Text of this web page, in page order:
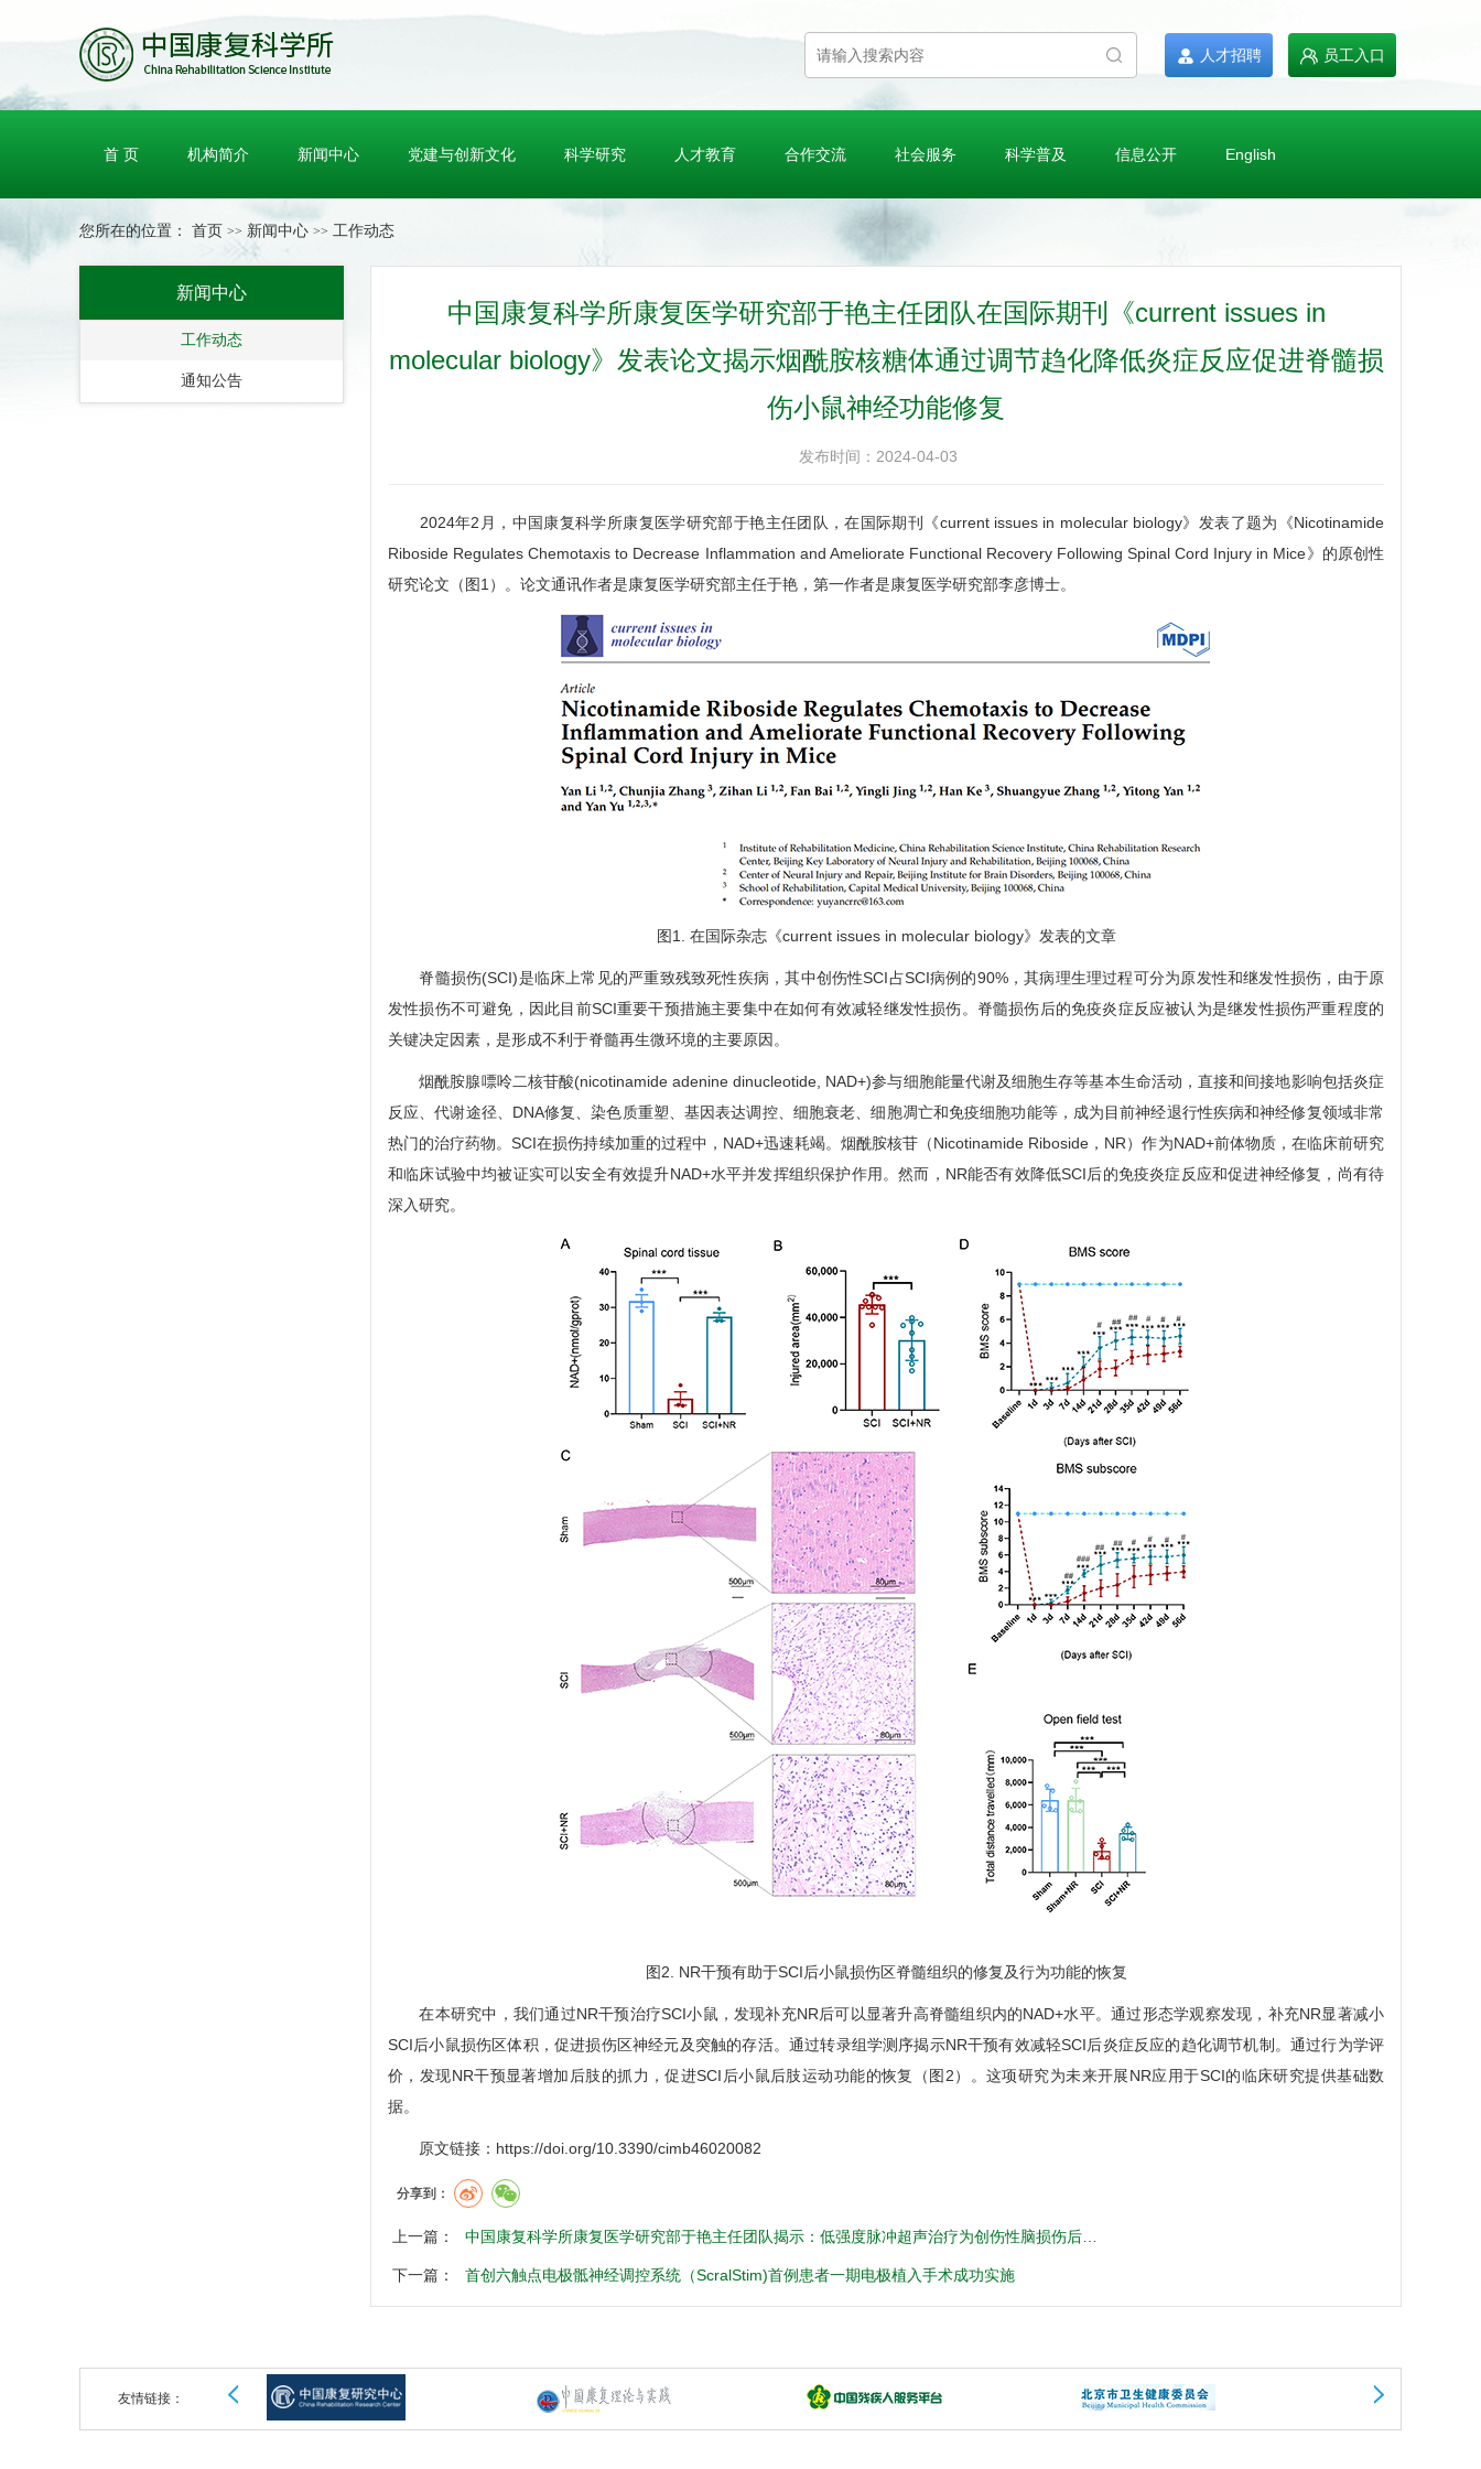
人才招聘 员工入口
首 页 机构简介 新闻中心 党建与创新文化 科学研究 人才教育 合作交流 社会服务 科学普及 信息公开 English
您所在的位置： 首页 >> 新闻中心 >> 工作动态
新闻中心
工作动态
通知公告
中国康复科学所康复医学研究部于艳主任团队在国际期刊《current issues in
molecular biology》发表论文揭示烟酰胺核糖体通过调节趋化降低炎症反应促进脊髓损
伤小鼠神经功能修复
发布时间：2024-04-03
2024年2月，中国康复科学所康复医学研究部于艳主任团队，在国际期刊《current issues in molecular biology》发表了题为《Nicotinamide
Riboside Regulates Chemotaxis to Decrease Inflammation and Ameliorate Functional Recovery Following Spinal Cord Injury in Mice》的原创性
研究论文（图1）。论文通讯作者是康复医学研究部主任于艳，第一作者是康复医学研究部李彦博士。
图1. 在国际杂志《current issues in molecular biology》发表的文章
脊髓损伤(SCI)是临床上常见的严重致残致死性疾病，其中创伤性SCI占SCI病例的90%，其病理生理过程可分为原发性和继发性损伤，由于原
发性损伤不可避免，因此目前SCI重要干预措施主要集中在如何有效减轻继发性损伤。脊髓损伤后的免疫炎症反应被认为是继发性损伤严重程度的
关键决定因素，是形成不利于脊髓再生微环境的主要原因。
烟酰胺腺嘌呤二核苷酸(nicotinamide adenine dinucleotide, NAD+)参与细胞能量代谢及细胞生存等基本生命活动，直接和间接地影响包括炎症
反应、代谢途径、DNA修复、染色质重塑、基因表达调控、细胞衰老、细胞凋亡和免疫细胞功能等，成为目前神经退行性疾病和神经修复领域非常
热门的治疗药物。SCI在损伤持续加重的过程中，NAD+迅速耗竭。烟酰胺核苷（Nicotinamide Riboside，NR）作为NAD+前体物质，在临床前研究
和临床试验中均被证实可以安全有效提升NAD+水平并发挥组织保护作用。然而，NR能否有效降低SCI后的免疫炎症反应和促进神经修复，尚有待
深入研究。
图2. NR干预有助于SCI后小鼠损伤区脊髓组织的修复及行为功能的恢复
在本研究中，我们通过NR干预治疗SCI小鼠，发现补充NR后可以显著升高脊髓组织内的NAD+水平。通过形态学观察发现，补充NR显著减小
SCI后小鼠损伤区体积，促进损伤区神经元及突触的存活。通过转录组学测序揭示NR干预有效减轻SCI后炎症反应的趋化调节机制。通过行为学评
价，发现NR干预显著增加后肢的抓力，促进SCI后小鼠后肢运动功能的恢复（图2）。这项研究为未来开展NR应用于SCI的临床研究提供基础数
据。
原文链接：https://doi.org/10.3390/cimb46020082
分享到：
上一篇： 中国康复科学所康复医学研究部于艳主任团队揭示：低强度脉冲超声治疗为创伤性脑损伤后…
下一篇： 首创六触点电极骶神经调控系统（ScralStim)首例患者一期电极植入手术成功实施
友情链接：